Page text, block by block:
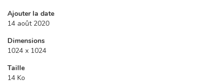
Ajouter la date
14 août 2020
Dimensions
1024 x 1024
Taille
14 Ko